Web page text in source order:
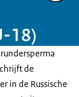
18)
de
in de Russische